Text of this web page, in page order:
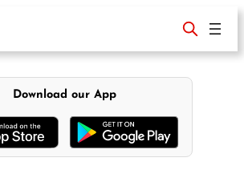
Download our App